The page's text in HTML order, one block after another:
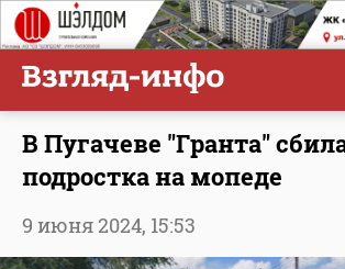
В Пугачеве "Гранта"
подростка на мопеде
9 июня 2024, 15:53